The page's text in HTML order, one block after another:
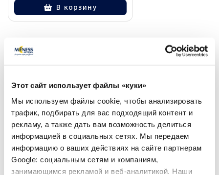
Этот сайт использует файлы «куки»
Мы используем файлы cookie, чтобы анализировать
трафик, подбирать для вас подходящий контент и
рекламу, а также дать вам возможность делиться
информацией в социальных сетях. Мы передаем
информацию о ваших действиях на сайте партнерам
Google: социальным сетям и компаниям,
занимающимся рекламой и веб-аналитикой. Наши
В корзину
Солнечная защита летом ☀️
-60%